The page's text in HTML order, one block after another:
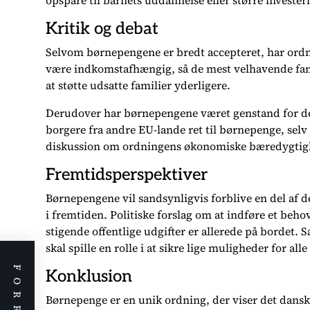
Kritik og debat
Selvom børnepengene er bredt accepteret, har
være indkomstafhængig, så de mest velhavende
at støtte udsatte familier yderligere.
Derudover har børnepengene været genstand for
borgere fra andre EU-lande ret til børnepenge,
diskussion om ordningens økonomiske
Fremtidsperspektiver
Børnepengene vil sandsynligvis forblive en del af
i fremtiden. Politiske forslag om at indføre et
stigende offentlige udgifter er allerede på bordet.
skal spille en rolle i at sikre lige muligheder for
Konklusion
Børnepenge er en unik ordning, der viser det